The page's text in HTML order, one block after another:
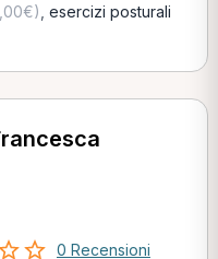
esercizi posturali
0 Recensioni